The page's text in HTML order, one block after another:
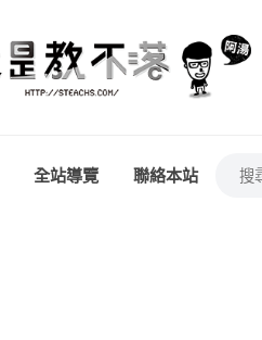
全站導覽 聯絡本站